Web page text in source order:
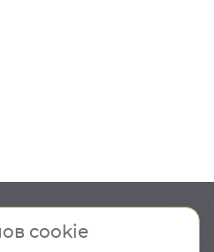
Продукция
cookie